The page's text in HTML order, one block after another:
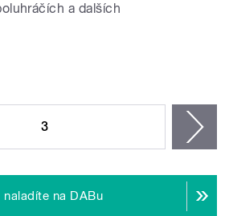
a dalších
3
naladíte na DABu